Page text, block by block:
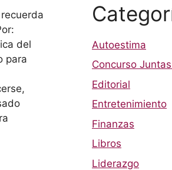
del
para
Autoestima
Concurso
Editorial
Entretenimiento
Finanzas
Libros
Liderazgo